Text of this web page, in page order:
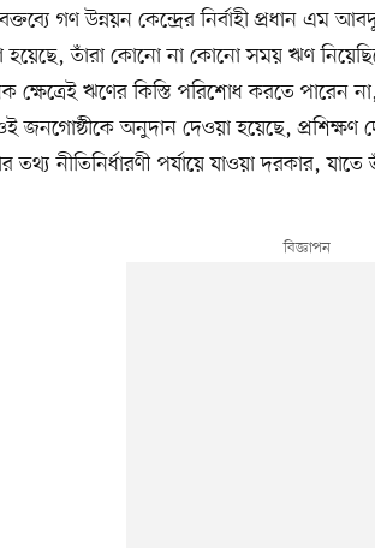
গণ উন্নয়ন কেন্দ্রের নির্বাহী প্রধান এম
তাঁরা কোনো না কোনো সময় ঋণ
ক্ষেত্রেই ঋণের কিস্তি পরিশোধ করতে পারেন
জনগোষ্ঠীকে অনুদান দেওয়া হয়েছে, প্রশিক্ষণ
তথ্য নীতিনির্ধারণী পর্যায়ে যাওয়া দরকার,